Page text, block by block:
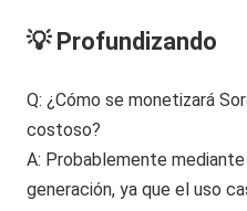
💡 Profundizando
Q: ¿Cómo se monetizará
costoso?
A: Probablemente
generación, ya que el uso